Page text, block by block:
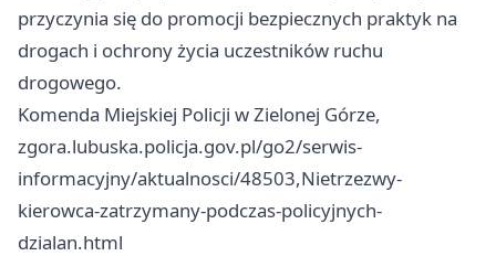
przyczynia się do promocji bezpiecznych praktyk na
drogach i ochrony życia uczestników ruchu
drogowego.
Komenda Miejskiej Policji w Zielonej Górze,
zgora.lubuska.policja.gov.pl/go2/serwis-
informacyjny/aktualnosci/48503,Nietrzezwy-
kierowca-zatrzymany-podczas-policyjnych-
dzialan.html